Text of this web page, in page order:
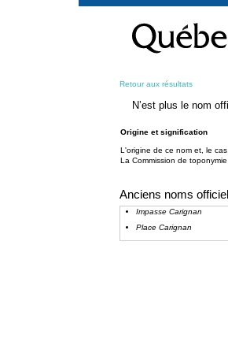
contenu
Retour aux résultats
N’est plus le nom
Origine et signification
L'origine de ce nom et, le
La Commission de
Anciens noms
Impasse Carignan
Place Carignan